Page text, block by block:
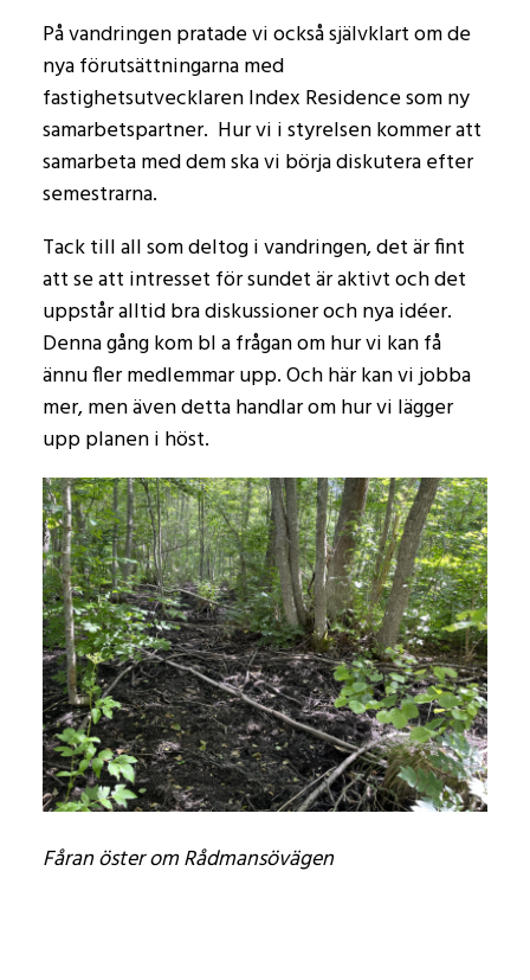
På vandringen pratade vi också självklart om de
nya förutsättningarna med
fastighetsutvecklaren Index Residence som ny
samarbetspartner. Hur vi i styrelsen kommer att
samarbeta med dem ska vi börja diskutera efter
semestrarna.
Tack till all som deltog i vandringen, det är fint
att se att intresset för sundet är aktivt och det
uppstår alltid bra diskussioner och nya idéer.
Denna gång kom bl a frågan om hur vi kan få
ännu fler medlemmar upp. Och här kan vi jobba
mer, men även detta handlar om hur vi lägger
upp planen i höst.
Fåran öster om Rådmansövägen